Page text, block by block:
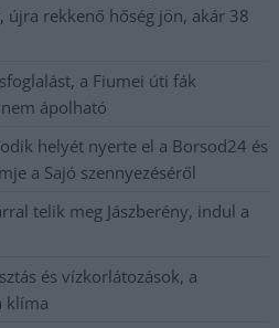
újra rekkenő hőség jön, akár 38
a Fiumei úti fák
ápolható
helyét nyerte el a Borsod24 és
a Sajó szennyezéséről
telik meg Jászberény, indul a
és vízkorlátozások, a
klíma